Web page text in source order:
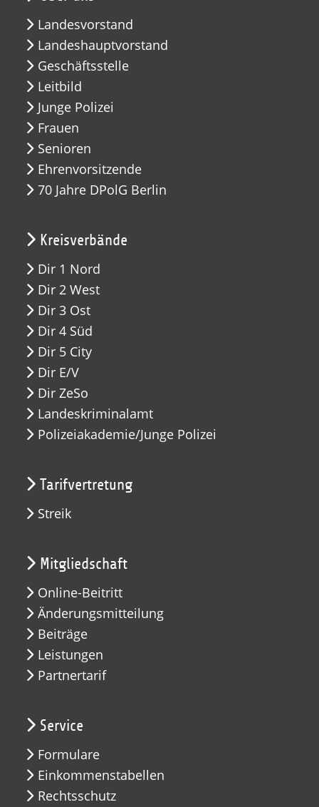
Landesvorstand
Landeshauptvorstand
Geschäftsstelle
Leitbild
Junge Polizei
Frauen
Senioren
Ehrenvorsitzende
70 Jahre DPolG Berlin
Kreisverbände
Dir 1 Nord
Dir 2 West
Dir 3 Ost
Dir 4 Süd
Dir 5 City
Dir E/V
Dir ZeSo
Landeskriminalamt
Polizeiakademie/Junge Polizei
Tarifvertretung
Streik
Mitgliedschaft
Online-Beitritt
Änderungsmitteilung
Beiträge
Leistungen
Partnertarif
Service
Formulare
Einkommenstabellen
Rechtsschutz